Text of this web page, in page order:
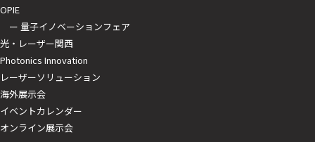
OPIE
ー 量子イノベーションフェア
光・レーザー関西
Photonics Innovation
レーザーソリューション
海外展示会
イベントカレンダー
オンライン展示会